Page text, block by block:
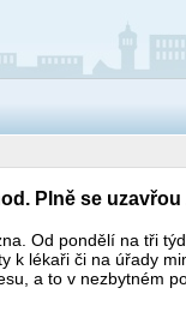
Plně se
Od pondělí na tři
lékaři či na úřady
a to v nezbytném